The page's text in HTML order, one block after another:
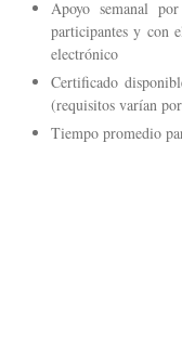
Apoyo semanal
participantes y con
electrónico
Certificado
(requisitos varían
Tiempo promedio